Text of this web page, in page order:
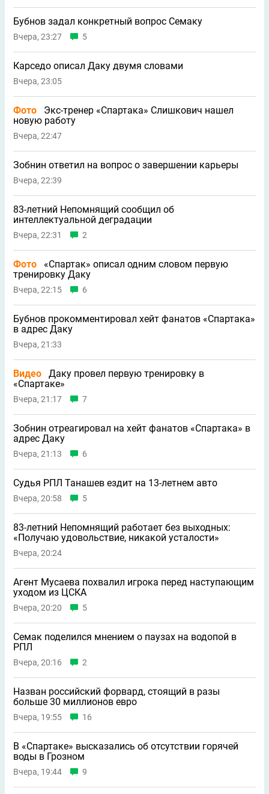
Бубнов задал конкретный вопрос Семаку
Вчера, 23:27 5
Карседо описал Даку двумя словами
Вчера, 23:05
Фото
Экс-тренер «Спартака» Слишкович нашел
новую работу
Вчера, 22:47
Зобнин ответил на вопрос о завершении карьеры
Вчера, 22:39
83-летний Непомнящий сообщил об
интеллектуальной деградации
Вчера, 22:31 2
Фото
«Спартак» описал одним словом первую
тренировку Даку
Вчера, 22:15 6
Бубнов прокомментировал хейт фанатов «Спартака»
в адрес Даку
Вчера, 21:33
Видео
Даку провел первую тренировку в
«Спартаке»
Вчера, 21:17 7
Зобнин отреагировал на хейт фанатов «Спартака» в
адрес Даку
Вчера, 21:13 6
Судья РПЛ Танашев ездит на 13-летнем авто
Вчера, 20:58 5
83-летний Непомнящий работает без выходных:
«Получаю удовольствие, никакой усталости»
Вчера, 20:24
Агент Мусаева похвалил игрока перед наступающим
уходом из ЦСКА
Вчера, 20:20 5
Семак поделился мнением о паузах на водопой в
РПЛ
Вчера, 20:16 2
Назван российский форвард, стоящий в разы
больше 30 миллионов евро
Вчера, 19:55 16
В «Спартаке» высказались об отсутствии горячей
воды в Грозном
Вчера, 19:44 9